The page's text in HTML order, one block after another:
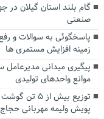
تفاهم‌نامه همکاری
جمهوری اسلامی ایران امضا
گام بلند استان گیلان
صنعتی
زمینه افزایش مستمری ها
پیگیری میدانی
موانع واحدهای تولیدی
توزیع بیش
پویش ولیمه مهربانی حجاج